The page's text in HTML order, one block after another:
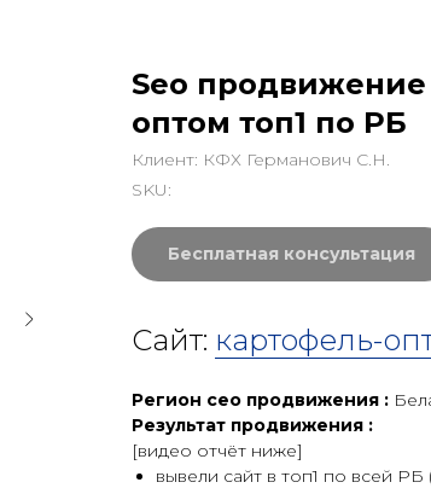
Seo продвижение
оптом топ1 по РБ
Клиент: КФХ Германович С.Н.
SKU:
Бесплатная консультация
Сайт: картофель-
Регион сео продвижения :
Результат продвижения :
[видео отчёт ниже]
вывели сайт в топ1 по всей